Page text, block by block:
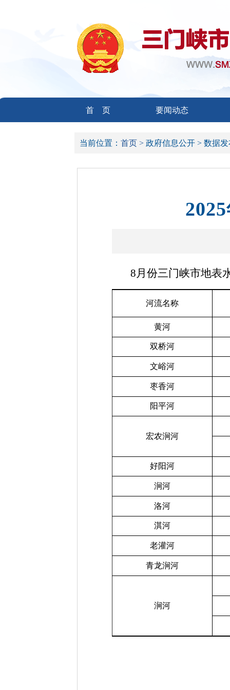
首 页 要闻动态
当前位置： 首页 > 政府信息公开 > 数据
8月份三门峡市地表
河流名称
黄河
双桥河
文峪河
枣香河
阳平河
宏农涧河
好阳河
涧河
洛河
淇河
老灌河
青龙涧河
涧河